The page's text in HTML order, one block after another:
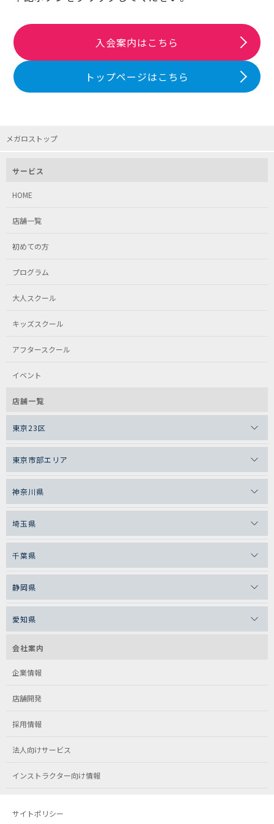
入会案内はこちら
トップページはこちら
メガロストップ
サービス
HOME
店舗一覧
初めての方
プログラム
大人スクール
キッズスクール
アフタースクール
イベント
店舗一覧
東京23区
東京市部エリア
神奈川県
埼玉県
千葉県
静岡県
愛知県
会社案内
企業情報
店舗開発
採用情報
法人向けサービス
インストラクター向け情報
サイトポリシー